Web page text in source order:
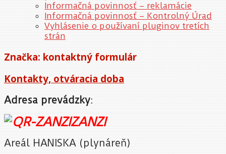
Informačná povinnosť – reklamácie
Informačná povinnosť – Kontrolný Úrad
Vyhlásenie o používaní pluginov tretích
strán
Značka: kontaktný formulár
Kontakty, otváracia doba
Adresa prevádzky:
ZANZI
Areál HANISKA (plynáreň)